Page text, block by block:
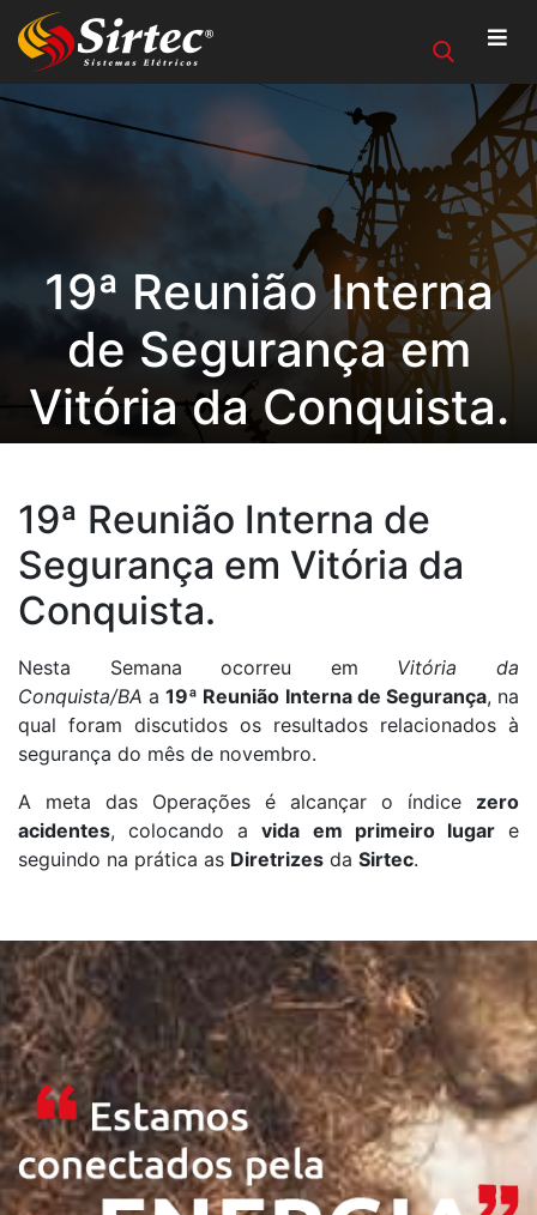
19ª Reunião Interna
de Segurança em
Vitória da Conquista.
19ª Reunião Interna de
Segurança em Vitória da
Conquista.
Nesta Semana ocorreu em Vitória da
Conquista/BA a19ª Reunião Interna de Segurança, na
qual foram discutidos os resultados relacionados à
segurança do mês de novembro.
A meta das Operações é alcançar o índice zero
acidentes, colocando avida em primeiro lugare
seguindo na prática as Diretrizes da Sirtec.